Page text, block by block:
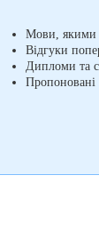
Мови, якими
Відгуки
Дипломи та
Пропоновані